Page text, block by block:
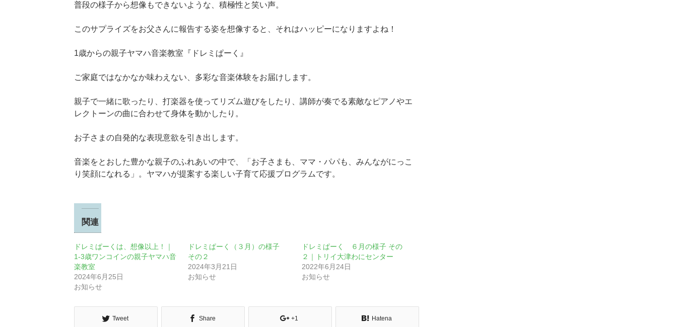
普段の様子から想像もできないような、積極性と笑い声。
このサプライズをお父さんに報告する姿を想像すると、それはハッピーになりますよね！
1歳からの親子ヤマハ音楽教室『ドレミぱーく』
ご家庭ではなかなか味わえない、多彩な音楽体験をお届けします。
親子で一緒に歌ったり、打楽器を使ってリズム遊びをしたり、講師が奏でる素敵なピアノやエ
レクトーンの曲に合わせて身体を動かしたり。
お子さまの自発的な表現意欲を引き出します。
音楽をとおした豊かな親子のふれあいの中で、「お子さまも、ママ・パパも、みんながにっこ
り笑顔になれる」。ヤマハが提案する楽しい子育て応援プログラムです。
関連
ドレミぱーくは、想像以上！｜
1-3歳ワンコインの親子ヤマハ音
楽教室
2024年6月25日
お知らせ
ドレミぱーく（３月）の様子
その２
2024年3月21日
お知らせ
ドレミぱーく ６月の様子 その
２｜トリイ大津わにセンター
2022年6月24日
お知らせ
Tweet Share +1 Hatena